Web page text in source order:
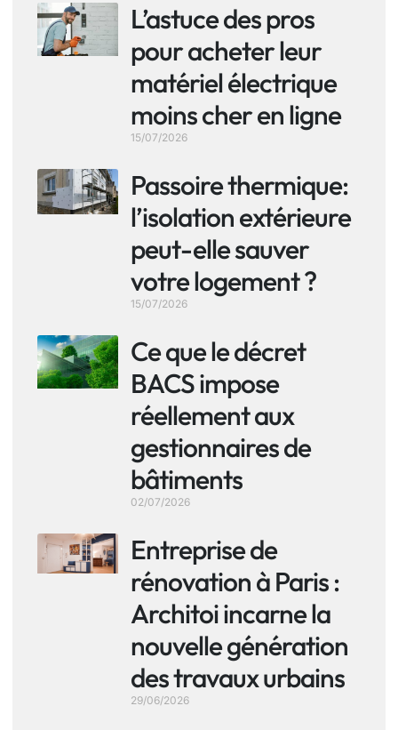
L’astuce des pros
pour acheter leur
matériel électrique
moins cher en ligne
15/07/2026
Passoire thermique:
l’isolation extérieure
peut-elle sauver
votre logement ?
15/07/2026
Ce que le décret
BACS impose
réellement aux
gestionnaires de
bâtiments
02/07/2026
Entreprise de
rénovation à Paris :
Architoi incarne la
nouvelle génération
des travaux urbains
29/06/2026